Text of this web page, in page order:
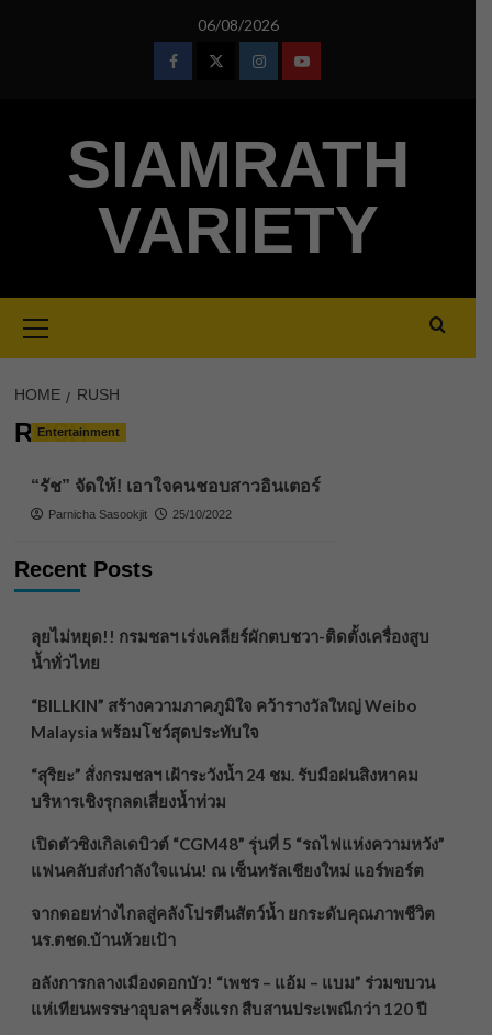
06/08/2026
FacebookTwitterInstagramYoutube
SIAMRATH
VARIETY
Menu
HOME RUSH
RUSH
Entertainment
“รัช” จัดให้! เอาใจคนชอบสาวอินเตอร์
Parnicha Sasookjit 25/10/2022
Recent Posts
ลุยไม่หยุด!! กรมชลฯ เร่งเคลียร์ผักตบชวา-ติดตั้งเครื่องสูบ
น้ำทั่วไทย
“BILLKIN” สร้างความภาคภูมิใจ คว้ารางวัลใหญ่ Weibo
Malaysia พร้อมโชว์สุดประทับใจ
“สุริยะ” สั่งกรมชลฯ เฝ้าระวังน้ำ 24 ชม. รับมือฝนสิงหาคม
บริหารเชิงรุกลดเสี่ยงน้ำท่วม
เปิดตัวซิงเกิลเดบิวต์ “CGM48” รุ่นที่ 5 “รถไฟแห่งความหวัง”
แฟนคลับส่งกำลังใจแน่น! ณ เซ็นทรัลเชียงใหม่ แอร์พอร์ต
จากดอยห่างไกลสู่คลังโปรตีนสัตว์น้ำ ยกระดับคุณภาพชีวิต
นร.ตชด.บ้านห้วยเป้า
อลังการกลางเมืองดอกบัว! “เพชร – แอ้ม – แบม” ร่วมขบวน
แห่เทียนพรรษาอุบลฯ ครั้งแรก สืบสานประเพณีกว่า 120 ปี